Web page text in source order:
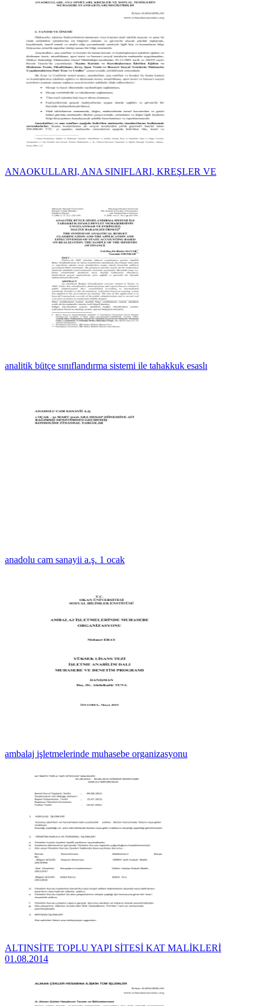
ANAOKULLARI, ANA SINIFLARI, KREŞLER VE
analitik bütçe sınıflandırma sistemi ile tahakkuk esaslı
anadolu cam sanayii a.ş. 1 ocak
ambalaj işletmelerinde muhasebe organizasyonu
ALTINSİTE TOPLU YAPI SİTESİ KAT MALİKLERİ
01.08.2014